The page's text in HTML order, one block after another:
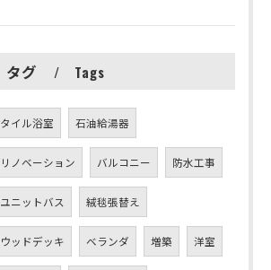
タグ Tags
タイル浴室 石油給湯器
リノベーション バルコニー 防水工事
ユニットバス 絨毯張替え
ウッドデッキ ベランダ 増築 洋室